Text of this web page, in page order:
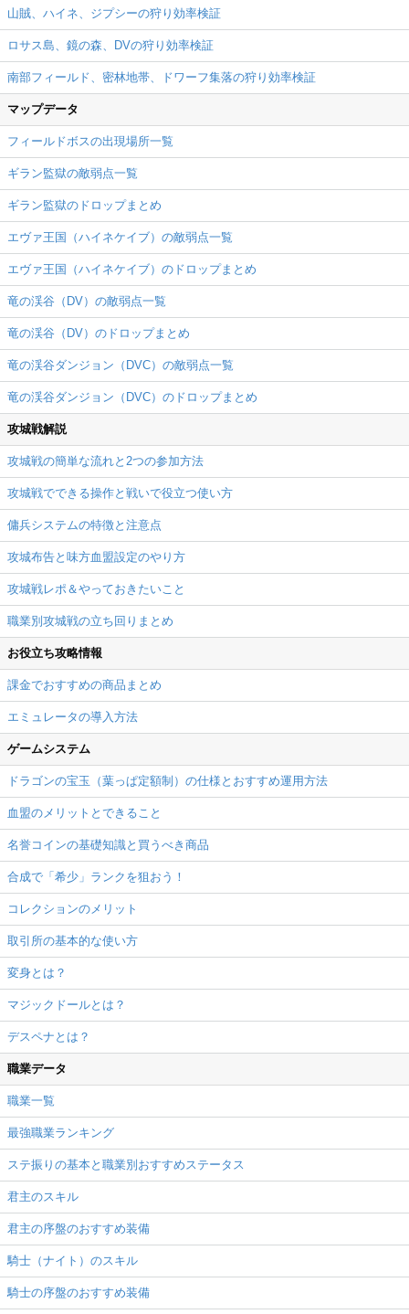
山賊、ハイネ、ジプシーの狩り効率検証
ロサス島、鏡の森、DVの狩り効率検証
南部フィールド、密林地帯、ドワーフ集落の狩り効率検証
マップデータ
フィールドボスの出現場所一覧
ギラン監獄の敵弱点一覧
ギラン監獄のドロップまとめ
エヴァ王国（ハイネケイブ）の敵弱点一覧
エヴァ王国（ハイネケイブ）のドロップまとめ
竜の渓谷（DV）の敵弱点一覧
竜の渓谷（DV）のドロップまとめ
竜の渓谷ダンジョン（DVC）の敵弱点一覧
竜の渓谷ダンジョン（DVC）のドロップまとめ
攻城戦解説
攻城戦の簡単な流れと2つの参加方法
攻城戦でできる操作と戦いで役立つ使い方
傭兵システムの特徴と注意点
攻城布告と味方血盟設定のやり方
攻城戦レポ＆やっておきたいこと
職業別攻城戦の立ち回りまとめ
お役立ち攻略情報
課金でおすすめの商品まとめ
エミュレータの導入方法
ゲームシステム
ドラゴンの宝玉（葉っぱ定額制）の仕様とおすすめ運用方法
血盟のメリットとできること
名誉コインの基礎知識と買うべき商品
合成で「希少」ランクを狙おう！
コレクションのメリット
取引所の基本的な使い方
変身とは？
マジックドールとは？
デスペナとは？
職業データ
職業一覧
最強職業ランキング
ステ振りの基本と職業別おすすめステータス
君主のスキル
君主の序盤のおすすめ装備
騎士（ナイト）のスキル
騎士の序盤のおすすめ装備